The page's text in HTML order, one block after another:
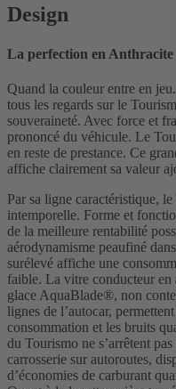
Design
La perfection en
Quand la couleur entre en
tous les regards sur le
souveraineté. Avec force et
prononcé du véhicule. Le
en reste de prestance. Ce
affiche clairement sa valeur
Par sa ligne caractéristique,
intemporelle. Forme et
de la meilleure rentabilité
aérodynamisme peaufiné
surélevé affiche une
faible. La vitre conducteur en
glace AquaBlade®, non
lignes de l’autocar,
consommation et les bruits
du Tourismo ne s’arrêtent
carrosserie sur autoroutes,
d’économies de carburant